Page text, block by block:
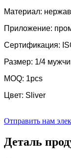
Материал:
Приложение:
Сертификация:
Размер: 1/4
MOQ: 1pcs
Цвет: Sliver
Отправить нам
Деталь